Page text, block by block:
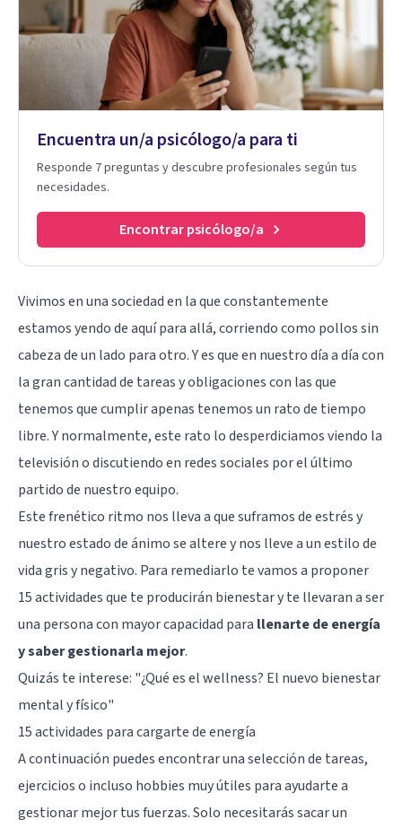
Encuentra un/a psicólogo/a para ti
Responde 7 preguntas y descubre profesionales según tus
necesidades.
Encontrar psicólogo/a
Vivimos en una sociedad en la que constantemente
estamos yendo de aquí para allá, corriendo como pollos sin
cabeza de un lado para otro. Y es que en nuestro día a día con
la gran cantidad de tareas y obligaciones con las que
tenemos que cumplir apenas tenemos un rato de tiempo
libre. Y normalmente, este rato lo desperdiciamos viendo la
televisión o discutiendo en redes sociales por el último
partido de nuestro equipo.
Este frenético ritmo nos lleva a que suframos deestrésy
nuestro estado de ánimo se altere y nos lleve a un estilo de
vida gris y negativo. Para remediarlo te vamos a proponer
15 actividades que te producirán bienestar y te llevaran a ser
una persona con mayor capacidad para llenarte de energía
y saber gestionarla mejor.
Quizás te interese: "¿Qué es el wellness? El nuevo bienestar
mental y físico"
15 actividades para cargarte de energía
A continuación puedes encontrar una selección de tareas,
ejercicios o incluso hobbies muy útiles para ayudarte a
gestionar mejor tus fuerzas. Solo necesitarás sacar un